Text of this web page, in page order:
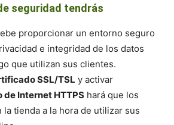
seguridad tendrás
proporcionar un entorno seguro
e integridad de los datos
que utilizan sus clientes.
SSL/TSL y activar
Internet HTTPS hará que los
tienda a la hora de utilizar sus